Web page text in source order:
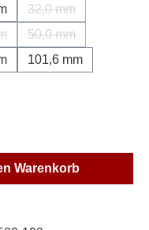
nicht verfügbar.)
32,0 mm
(Diese Option ist
nicht verfügbar.)
Option ist zurzeit nicht
50,0 mm
(Diese Option ist
nicht verfügbar.)
101,6 mm
gewünschten
Warenkorb